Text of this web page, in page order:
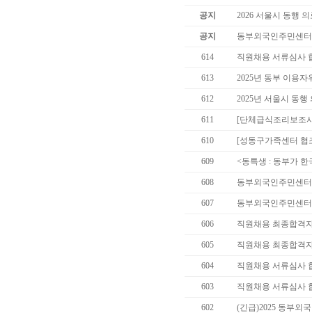
공지 2026 서울시 동행
공지 동부외국인주민센
614 직원채용 서류심사
613 2025년 동부 이용
612 2025년 서울시 동행
611 [단체급식조리보조
610 [성동구가족센터
609 <동특생 : 동부가
608 동부외국인주민센
607 동부외국인주민센
606 직원채용 최종합격
605 직원채용 최종합격
604 직원채용 서류심사
603 직원채용 서류심사
602 (긴급)2025 동부외